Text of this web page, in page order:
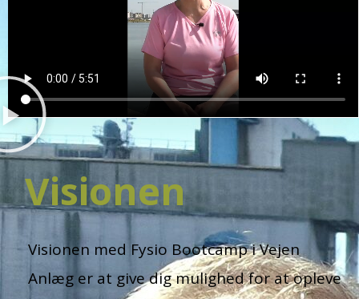
Visionen
Visionen med Fysio Bootcamp i Vejen
Anlæg er at give dig mulighed for at opleve